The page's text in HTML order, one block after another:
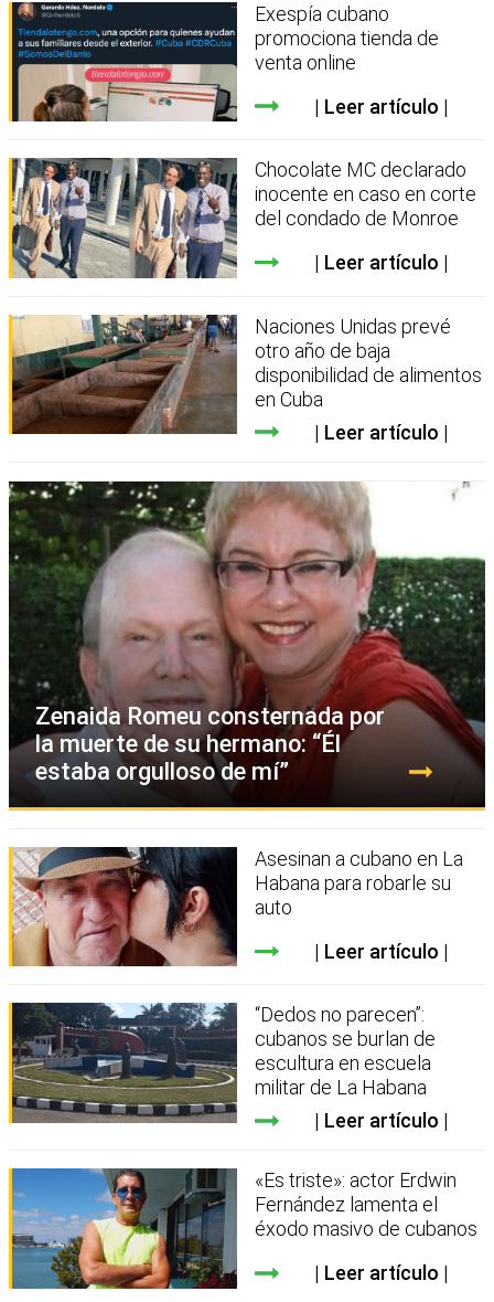
Exespía cubano
promociona tienda de
venta online
Leer artículo
Chocolate MC declarado
inocente en caso en corte
del condado de Monroe
Leer artículo
Naciones Unidas prevé
otro año de baja
disponibilidad de alimentos
en Cuba
Leer artículo
Zenaida Romeu consternada por
la muerte de su hermano: “Él
estaba orgulloso de mí”
Asesinan a cubano en La
Habana para robarle su
auto
Leer artículo
“Dedos no parecen”:
cubanos se burlan de
escultura en escuela
militar de La Habana
Leer artículo
«Es triste»: actor Erdwin
Fernández lamenta el
éxodo masivo de cubanos
Leer artículo